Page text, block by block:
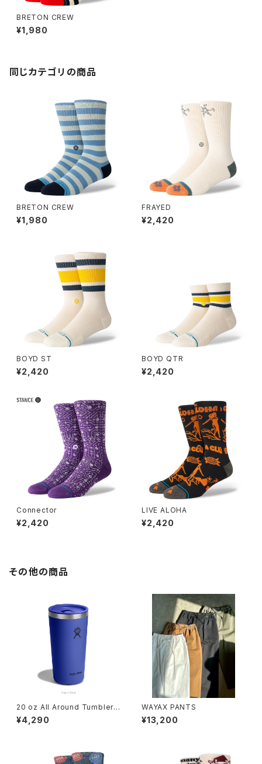
BRETON CREW
¥1,980
同じカテゴリの商品
BRETON CREW
¥1,980
FRAYED
¥2,420
BOYD ST
¥2,420
BOYD QTR
¥2,420
Connector
¥2,420
LIVE ALOHA
¥2,420
その他の商品
20 oz All Around Tumbler
Capri Blue
¥4,290
WAYAX PANTS
¥13,200